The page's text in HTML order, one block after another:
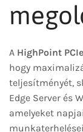
A HighPoint
hogy
teljesítményét,
Edge Server és
amelyeket